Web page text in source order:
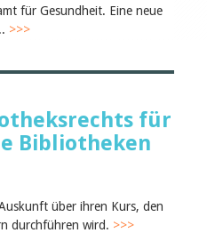
für Gesundheit. Eine neue
>>>
für
Bibliotheken
über ihren Kurs, den
durchführen wird. >>>